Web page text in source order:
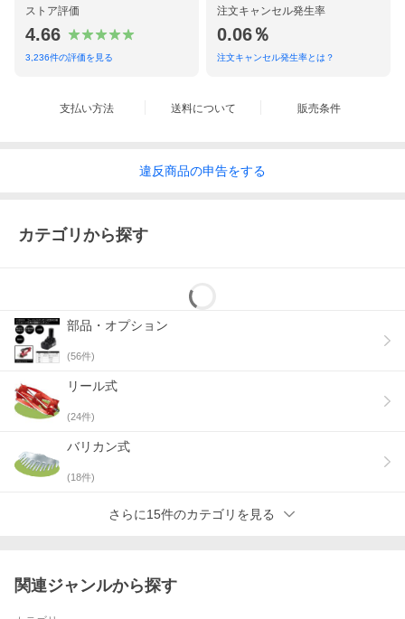
ストア評価
4.66
3,236件の評価を見る
注文キャンセル発生率
0.06％
注文キャンセル発生率とは？
支払い方法 送料について 販売条件
違反商品の申告をする
カテゴリから探す
部品・オプション
(56件)
リール式
(24件)
バリカン式
(18件)
さらに15件のカテゴリを見る
関連ジャンルから探す